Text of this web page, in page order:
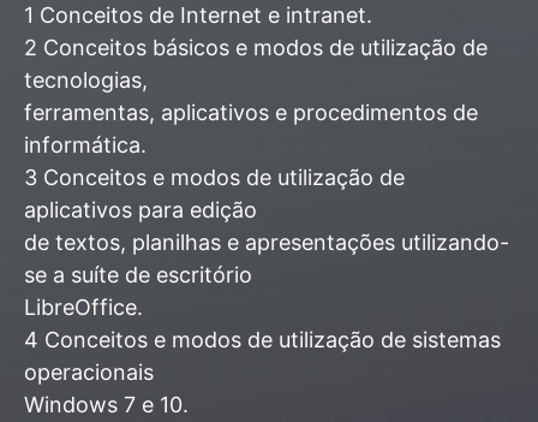
1 Conceitos de Internet e intranet.
2 Conceitos básicos e modos de utilização de
tecnologias,
ferramentas, aplicativos e procedimentos de
informática.
3 Conceitos e modos de utilização de
aplicativos para edição
de textos, planilhas e apresentações utilizando-
se a suíte de escritório
LibreOffice.
4 Conceitos e modos de utilização de sistemas
operacionais
Windows 7 e 10.